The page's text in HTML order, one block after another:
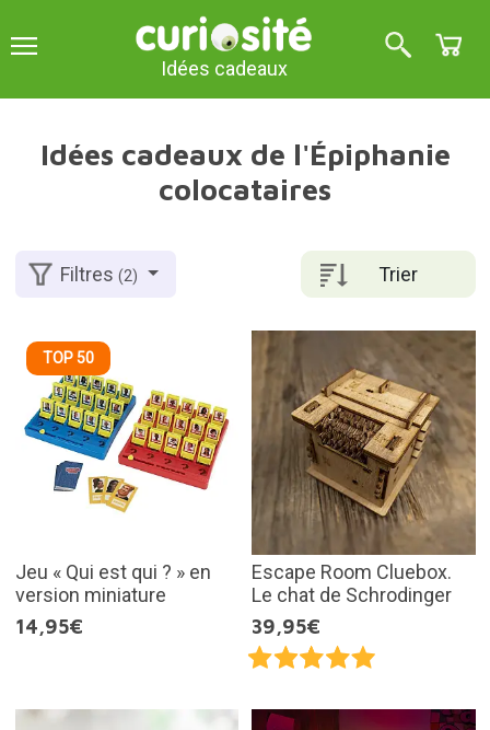
Idées cadeaux
Idées cadeaux de l'Épiphanie
colocataires
Trier
Filtres(2)
TOP 50
Jeu « Qui est qui ? » en
version miniature
14,95€
Escape Room Cluebox.
Le chat de Schrodinger
39,95€